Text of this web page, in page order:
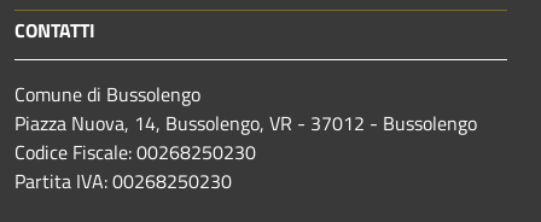
CONTATTI
Comune di Bussolengo
Piazza Nuova, 14, Bussolengo, VR - 37012 - Bussolengo
Codice Fiscale: 00268250230
Partita IVA: 00268250230